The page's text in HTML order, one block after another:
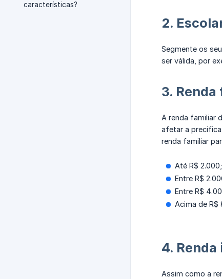
características?
2.
Segmente os
ser válida, por
3.
A renda familiar
afetar a
renda familiar
Até R$ 2.000;
Entre R$
Entre R$
Acima de R$
4.
Assim como a